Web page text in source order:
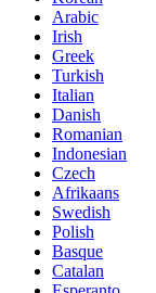
Arabic
Irish
Greek
Turkish
Italian
Danish
Romanian
Indonesian
Czech
Afrikaans
Swedish
Polish
Basque
Catalan